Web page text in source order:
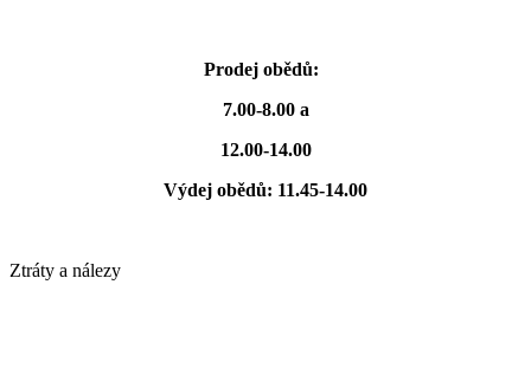
Prodej obědů:
7.00-8.00 a
12.00-14.00
Výdej obědů: 11.45-14.00
Ztráty a nálezy